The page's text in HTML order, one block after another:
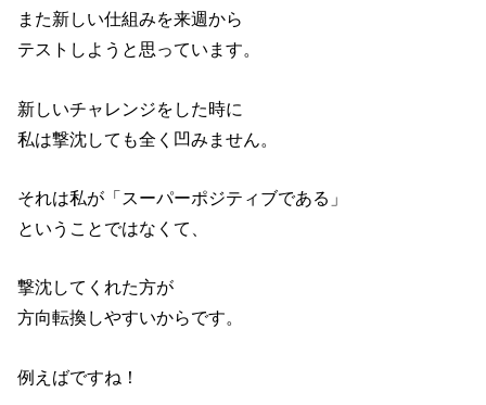
また新しい仕組みを来週から
テストしようと思っています。
新しいチャレンジをした時に
私は撃沈しても全く凹みません。
それは私が「スーパーポジティブである」
ということではなくて、
撃沈してくれた方が
方向転換しやすいからです。
例えばですね！